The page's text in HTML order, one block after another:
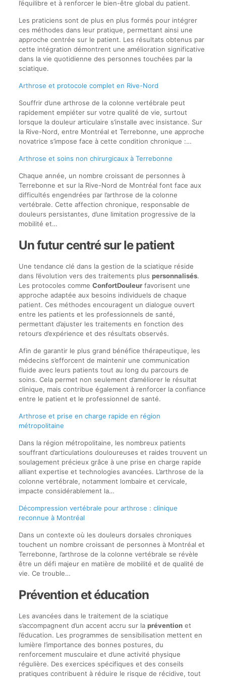
l’équilibre et à renforcer le bien-être global du patient.
Les praticiens sont de plus en plus formés pour intégrer
ces méthodes dans leur pratique, permettant ainsi une
approche centrée sur le patient. Les résultats obtenus par
cette intégration démontrent une amélioration significative
dans la vie quotidienne des personnes touchées par la
sciatique.
Arthrose et protocole complet en Rive-Nord
Souffrir d’une arthrose de la colonne vertébrale peut
rapidement empiéter sur votre qualité de vie, surtout
lorsque la douleur articulaire s’installe avec insistance. Sur
la Rive-Nord, entre Montréal et Terrebonne, une approche
novatrice s’impose face à cette condition chronique :…
Arthrose et soins non chirurgicaux à Terrebonne
Chaque année, un nombre croissant de personnes à
Terrebonne et sur la Rive-Nord de Montréal font face aux
difficultés engendrées par l’arthrose de la colonne
vertébrale. Cette affection chronique, responsable de
douleurs persistantes, d’une limitation progressive de la
mobilité et…
Un futur centré sur le patient
Une tendance clé dans la gestion de la sciatique réside
dans l’évolution vers des traitements plus personnalisés.
Les protocoles comme ConfortDouleurfavorisent une
approche adaptée aux besoins individuels de chaque
patient. Ces méthodes encouragent un dialogue ouvert
entre les patients et les professionnels de santé,
permettant d’ajuster les traitements en fonction des
retours d’expérience et des résultats observés.
Afin de garantir le plus grand bénéfice thérapeutique, les
médecins s’efforcent de maintenir une communication
fluide avec leurs patients tout au long du parcours de
soins. Cela permet non seulement d’améliorer le résultat
clinique, mais contribue également à renforcer la confiance
entre le patient et le professionnel de santé.
Arthrose et prise en charge rapide en région
métropolitaine
Dans la région métropolitaine, les nombreux patients
souffrant d’articulations douloureuses et raides trouvent un
soulagement précieux grâce à une prise en charge rapide
alliant expertise et technologies avancées. L’arthrose de la
colonne vertébrale, notamment lombaire et cervicale,
impacte considérablement la…
Décompression vertébrale pour arthrose : clinique
reconnue à Montréal
Dans un contexte où les douleurs dorsales chroniques
touchent un nombre croissant de personnes à Montréal et
Terrebonne, l’arthrose de la colonne vertébrale se révèle
être un défi majeur en matière de mobilité et de qualité de
vie. Ce trouble…
Prévention et éducation
Les avancées dans le traitement de la sciatique
s’accompagnent d’un accent accru sur la préventionet
l’éducation. Les programmes de sensibilisation mettent en
lumière l’importance des bonnes postures, du
renforcement musculaire et d’une activité physique
régulière. Des exercices spécifiques et des conseils
pratiques contribuent à réduire le risque de récidive, tout